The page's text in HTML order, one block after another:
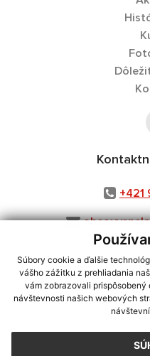
Súbory cookie a ďalšie
vášho zážitku z prehliadania
vám zobrazovali prispôsobený
návštevnosti našich webových
+421
využite možnosť získavania
CMS systém (redakčný) systém
webex.digital,